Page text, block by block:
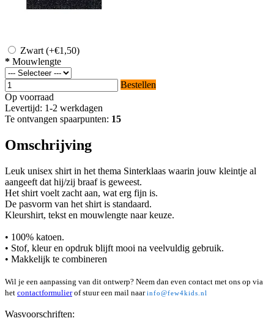
Zwart (+€1,50)
* Mouwlengte
Bestellen
Op voorraad
Levertijd: 1-2 werkdagen
Te ontvangen spaarpunten: 15
Omschrijving
Leuk unisex shirt in het thema Sinterklaas waarin jouw kleintje al
aangeeft dat hij/zij braaf is geweest.
Het shirt voelt zacht aan, wat erg fijn is.
De pasvorm van het shirt is standaard.
Kleurshirt, tekst en mouwlengte naar keuze.
• 100% katoen.
• Stof, kleur en opdruk blijft mooi na veelvuldig gebruik.
• Makkelijk te combineren
Wil je een aanpassing van dit ontwerp? Neem dan even contact met ons op via
het contactformulierof stuur een mail naarinfo@few4kids.nl
Wasvoorschriften: